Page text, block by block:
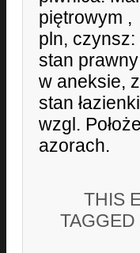
piętrowym
pln, czynsz:
stan
w aneksie,
stan
wzgl.
azorach.
THIS
TAGGED